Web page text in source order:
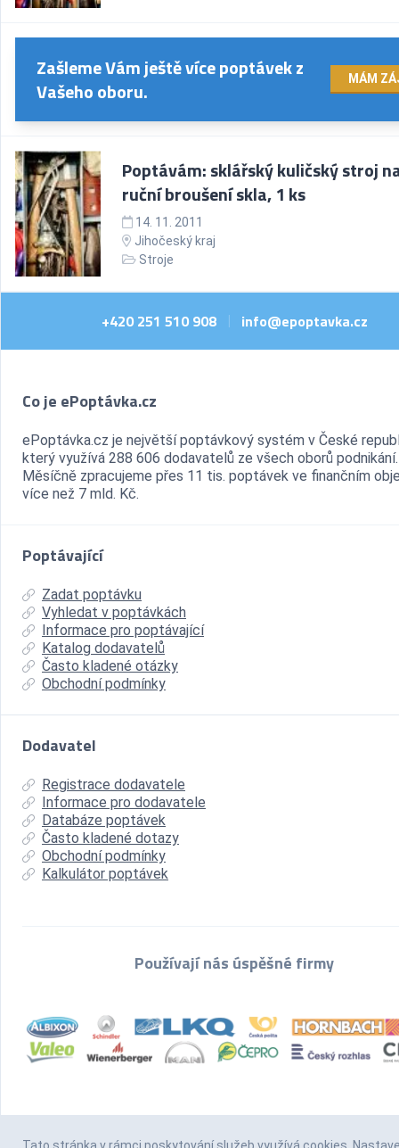
Zašleme Vám ještě více poptávek z
Vašeho oboru.
MÁM
Poptávám: sklářský kuličský stroj
ruční broušení skla, 1 ks
14. 11. 2011
Jihočeský kraj
Stroje
+420 251 510 908 | info@epoptavka.cz
Co je ePoptávka.cz
ePoptávka.cz je největší poptávkový systém v České
který využívá 288 606 dodavatelů ze všech oborů podnikání.
Měsíčně zpracujeme přes 11 tis. poptávek ve finančním
více než 7 mld. Kč.
Poptávající
Zadat poptávku
Vyhledat v poptávkách
Informace pro poptávající
Katalog dodavatelů
Často kladené otázky
Obchodní podmínky
Dodavatel
Registrace dodavatele
Informace pro dodavatele
Databáze poptávek
Často kladené dotazy
Obchodní podmínky
Kalkulátor poptávek
Používají nás úspěšné firmy